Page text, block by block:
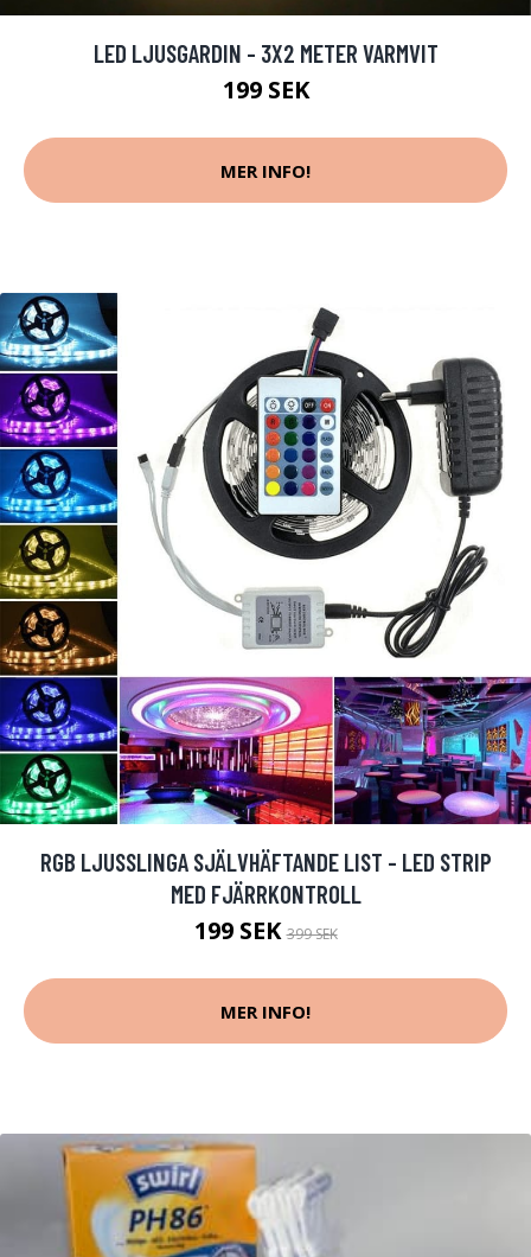
LED LJUSGARDIN - 3X2 METER VARMVIT
199 SEK
MER INFO!
RGB LJUSSLINGA SJÄLVHÄFTANDE LIST - LED STRIP
MED FJÄRRKONTROLL
199 SEK399 SEK
MER INFO!